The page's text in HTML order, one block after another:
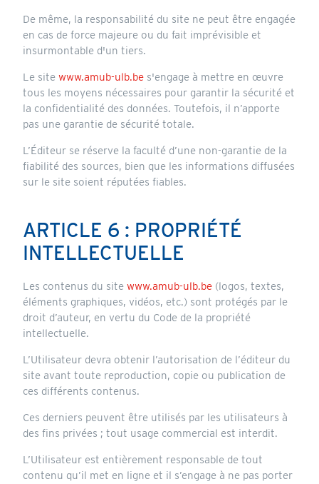
De même, la responsabilité du site ne peut être engagée
en cas de force majeure ou du fait imprévisible et
insurmontable d'un tiers.
Le site www.amub-ulb.bes'engage à mettre en œuvre
tous les moyens nécessaires pour garantir la sécurité et
la confidentialité des données. Toutefois, il n’apporte
pas une garantie de sécurité totale.
L’Éditeur se réserve la faculté d’une non-garantie de la
fiabilité des sources, bien que les informations diffusées
sur le site soient réputées fiables.
ARTICLE 6 : PROPRIÉTÉ
INTELLECTUELLE
Les contenus du site www.amub-ulb.be(logos, textes,
éléments graphiques, vidéos, etc.) sont protégés par le
droit d’auteur, en vertu du Code de la propriété
intellectuelle.
L’Utilisateur devra obtenir l’autorisation de l’éditeur du
site avant toute reproduction, copie ou publication de
ces différents contenus.
Ces derniers peuvent être utilisés par les utilisateurs à
des fins privées ; tout usage commercial est interdit.
L’Utilisateur est entièrement responsable de tout
contenu qu’il met en ligne et il s’engage à ne pas porter